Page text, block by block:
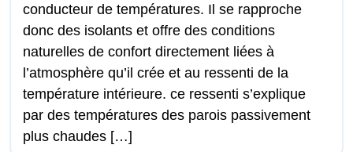
conducteur de températures. Il se rapproche
donc des isolants et offre des conditions
naturelles de confort directement liées à
l’atmosphère qu’il crée et au ressenti de la
température intérieure. ce ressenti s’explique
par des températures des parois passivement
plus chaudes […]